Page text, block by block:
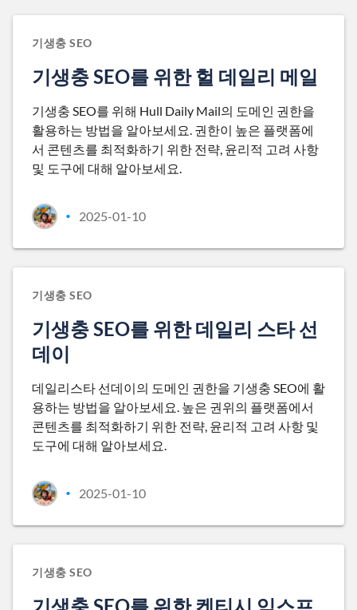
기생충 SEO
기생충 SEO를 위한 헐 데일리 메일
기생충 SEO를 위해 Hull Daily Mail의 도메인 권한을
활용하는 방법을 알아보세요. 권한이 높은 플랫폼에
서 콘텐츠를 최적화하기 위한 전략, 윤리적 고려 사항
및 도구에 대해 알아보세요.
• 2025-01-10
기생충 SEO
기생충 SEO를 위한 데일리 스타 선
데이
데일리스타 선데이의 도메인 권한을 기생충 SEO에 활
용하는 방법을 알아보세요. 높은 권위의 플랫폼에서
콘텐츠를 최적화하기 위한 전략, 윤리적 고려 사항 및
도구에 대해 알아보세요.
• 2025-01-10
기생충 SEO